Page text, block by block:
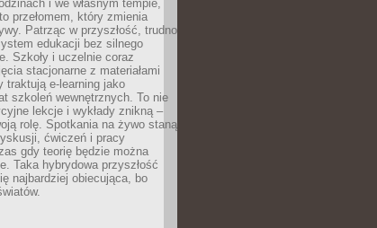
i we własnym tempie,
przełomem, który zmienia
Patrząc w przyszłość, trudno
edukacji bez silnego
Szkoły i uczelnie coraz
stacjonarne z materiałami
traktują e-learning jako
szkoleń wewnętrznych. To nie
lekcje i wykłady znikną –
rolę. Spotkania na żywo staną
ćwiczeń i pracy
gdy teorię będzie można
Taka hybrydowa przyszłość
najbardziej obiecująca, bo